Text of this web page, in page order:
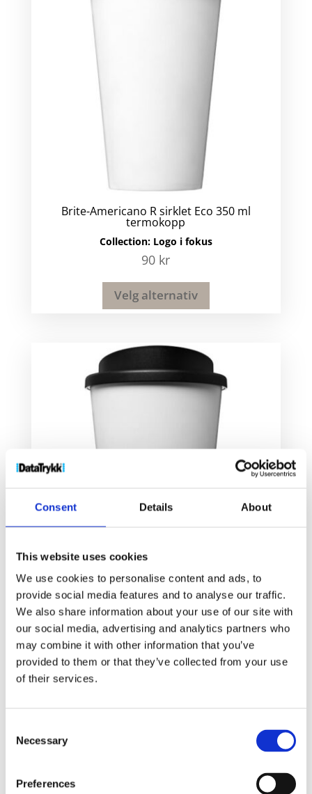
Consent Details About
This website uses cookies
We use cookies to personalise content and ads, to
provide social media features and to analyse our traffic.
We also share information about your use of our site with
our social media, advertising and analytics partners who
may combine it with other information that you’ve
provided to them or that they’ve collected from your use
of their services.
Selection
Necessary
Preferences
Brite-Americano R sirklet Eco 350 ml
termokopp
Collection: Logo i fokus
90 kr
Velg alternativ
Brite-Americano R sirklet Recycled 350 ml
isolert termokopp
90kr